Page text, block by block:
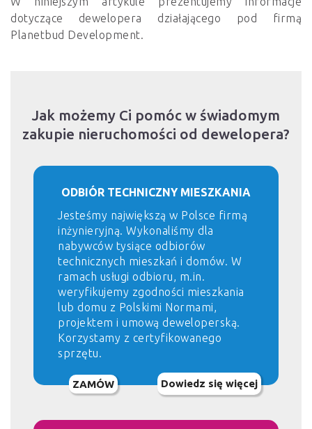
dotyczące dewelopera działającego pod firmą
Planetbud Development.
Jak możemy Ci pomóc w świadomym
zakupie nieruchomości od dewelopera?
ODBIÓR TECHNICZNY MIESZKANIA
Jesteśmy największą w Polsce firmą
inżynieryjną. Wykonaliśmy dla
nabywców tysiące odbiorów
technicznych mieszkań i domów. W
ramach usługi odbioru, m.in.
weryfikujemy zgodności mieszkania
lub domu z Polskimi Normami,
projektem i umową deweloperską.
Korzystamy z certyfikowanego
sprzętu.
ZAMÓW Dowiedz się więcej